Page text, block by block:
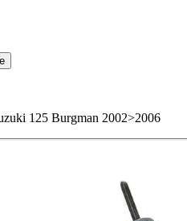
125 Burgman 2002>2006